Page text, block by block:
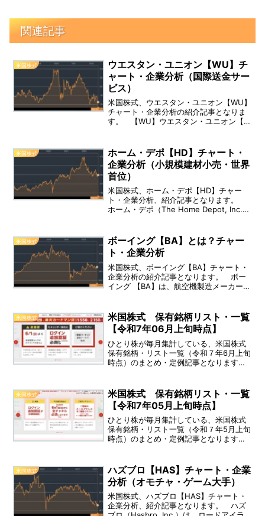
関連記事
米国株式
ウエスタン・ユニオン【WU】チ
ャート・企業分析（国際送金サー
ビス）
米国株式、ウエスタン・ユニオン【WU】
チャート・企業分析の紹介記事となりま
す。 【WU】ウエスタン・ユニオン【企
移動と支払いサービスのプロバイダー会
社です。 設立：2006年、上場：2006
年9月、決算：12月、業種：業務支援サー
ビス、配当利回り：5.50％
米国株式
ホーム・デポ【HD】チャート・
企業分析（小規模建材小売・世界
首位）
米国株式、ホーム・デポ【HD】チャー
ト・企業分析、紹介記事となります。
ホーム・デポ（The Home Depot, Inc.）
る。 設立：1978年、上場：1984年4
月、決算：01月、業種：小売業、配当利
回り：2.69％（直近）
米国株式
ボーイング【BA】とは？チャー
ト・企業分析
米国株式、ボーイング【BA】チャート・
企業分析の紹介記事となります。 ボー
イング 【BA】は、航空機製造メーカー・
宇宙・セキュリティ（BDS）事業、グロ
ーバル･サービス(BGS)、ボーイング・キ
ャピタル・コーポレーション(BCC)の4つ
の事業を運営。
米国株式
米国株式 保有銘柄リスト・一覧
【令和7年06月上旬時点】
ひとり株が毎月集計している、米国株式
保有銘柄・リスト一覧（令和７年6月上旬
時点）のまとめ・定例記事となります。
米国株式
米国株式 保有銘柄リスト・一覧
【令和7年05月上旬時点】
ひとり株が毎月集計している、米国株式
保有銘柄・リスト一覧（令和７年5月上旬
時点）のまとめ・定例記事となります。
米国株式
ハズブロ【HAS】チャート・企業
分析（オモチャ・ゲーム大手）
米国株式、ハズブロ【HAS】チャート・
企業分析、紹介記事となります。 ハズ